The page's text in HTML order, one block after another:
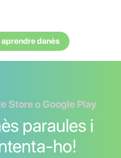
aprendre danès
Store o Google Play
paraules i
ho!